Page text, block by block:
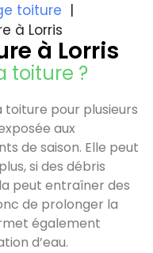
toiture
à Lorris
à Lorris
toiture ?
pour plusieurs
aux
de saison. Elle peut
si des débris
peut entraîner des
de prolonger la
également
d’eau.